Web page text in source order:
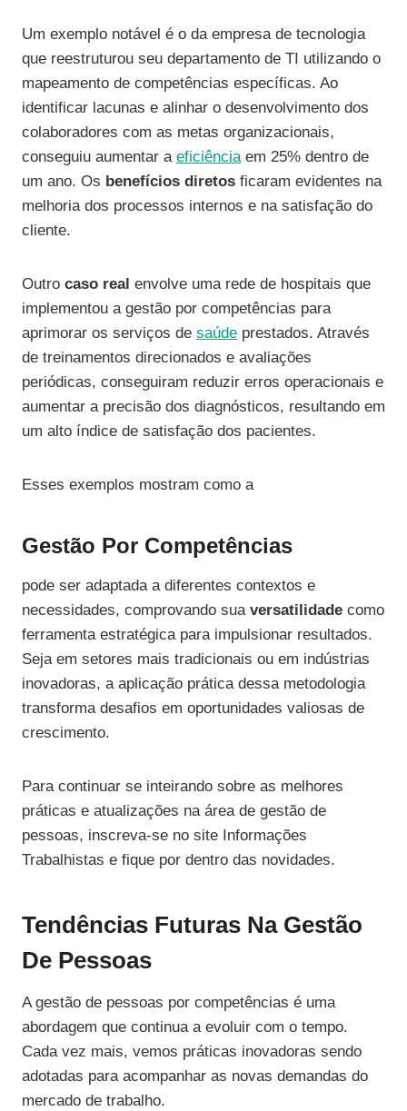
Um exemplo notável é o da empresa de tecnologia
que reestruturou seu departamento de TI utilizando o
mapeamento de competências específicas. Ao
identificar lacunas e alinhar o desenvolvimento dos
colaboradores com as metas organizacionais,
conseguiu aumentar a eficiênciaem 25% dentro de
um ano. Os benefícios diretos ficaram evidentes na
melhoria dos processos internos e na satisfação do
cliente.
Outro caso real envolve uma rede de hospitais que
implementou a gestão por competências para
aprimorar os serviços de saúde prestados. Através
de treinamentos direcionados e avaliações
periódicas, conseguiram reduzir erros operacionais e
aumentar a precisão dos diagnósticos, resultando em
um alto índice de satisfação dos pacientes.
Esses exemplos mostram como a
Gestão Por Competências
pode ser adaptada a diferentes contextos e
necessidades, comprovando sua versatilidade como
ferramenta estratégica para impulsionar resultados.
Seja em setores mais tradicionais ou em indústrias
inovadoras, a aplicação prática dessa metodologia
transforma desafios em oportunidades valiosas de
crescimento.
Para continuar se inteirando sobre as melhores
práticas e atualizações na área de gestão de
pessoas, inscreva-se no site Informações
Trabalhistas e fique por dentro das novidades.
Tendências Futuras Na Gestão
De Pessoas
A gestão de pessoas por competências é uma
abordagem que continua a evoluir com o tempo.
Cada vez mais, vemos práticas inovadoras sendo
adotadas para acompanhar as novas demandas do
mercado de trabalho.